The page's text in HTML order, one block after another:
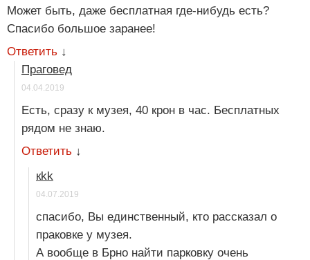
Может быть, даже бесплатная где-нибудь есть?
Спасибо большое заранее!
Ответить ↓
Праговед
04.04.2019
Есть, сразу к музея, 40 крон в час. Бесплатных
рядом не знаю.
Ответить ↓
кkk
04.07.2019
спасибо, Вы единственный, кто рассказал о
праковке у музея.
А вообще в Брно найти парковку очень